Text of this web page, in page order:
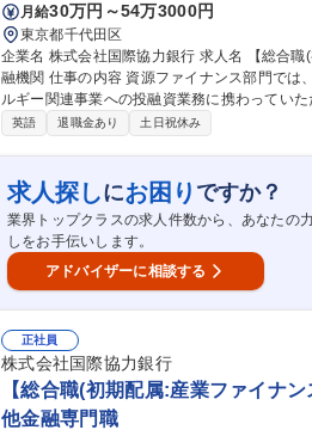
月給30万円～54万3000円
東京都千代田区
企業名 株式会社国際協力銀行 求人名 【総合職(初期配属：資源ファイナンス部門)】日本政府100%出資の政策金
融機関 仕事の内容 資源ファイナンス部門では、日本のエネルギー安全保障と資源確保を支えるため、資源・エネ
ルギー関連事業への投融資業務に携わってい
備・ 供給プロジェクトに加え、グリーントランスフォーメーション（GX）や水素・アンモニア等の脱炭素関連事
ジェクトも多く、国際的な視点でエネルギー
バルな資源マーケットを見据えた、極めてダイナミ
職(初期配属：資源ファイナンス部門)】日本政
英語 退職金あり 土日祝休み
求人探しにお困り ですか？
業界トップクラスの求人件数から、あなたの
しをお手伝いします。
アドバイザーに相談する
正社員
株式会社国際協力銀行
【総合職(初期配属:産業ファイナ
他金融専門職